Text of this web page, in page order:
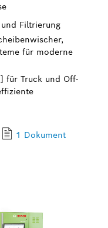
Filtrierung
für moderne
für Truck und Off-
1 Dokument